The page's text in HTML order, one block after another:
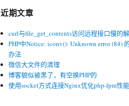
近期文章
curl与file_get_contents访问远程接口慢的
PHP中Notice: iconv(): Unknown error (84)
办法
微信大文件的清理
博客貌似被黑了，有空换PHP的
使用socket方式连接Nginx优化php-fpm性能